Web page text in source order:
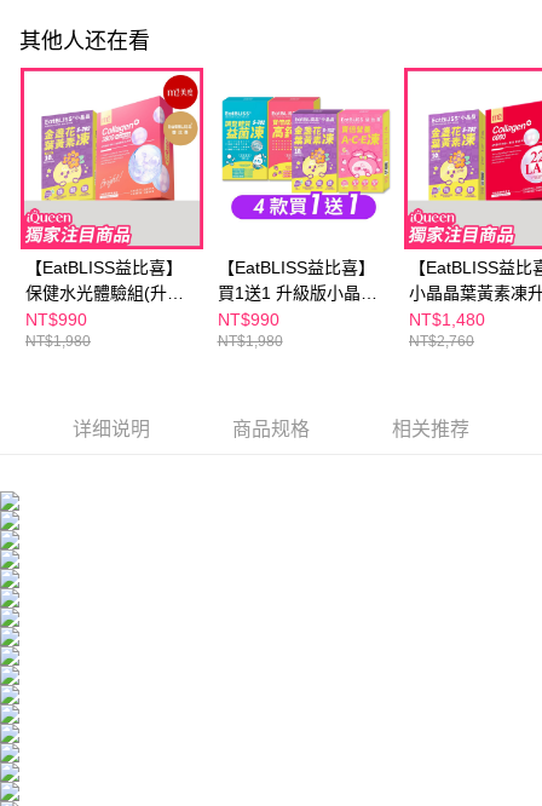
其他人还在看
【EatBLISS益比喜】
保健水光體驗組(升級
版小晶晶15入/高鈣凍
15入/益菌凍15入任選
NT$990
NT$1,980
【EatBLISS益比喜】
買1送1 升級版小晶晶
15入/高鈣凍15入/益菌
凍15入/A+C+E凍15入
NT$990
NT$1,980
【EatBLISS益比
小晶晶葉黃素凍
版-葡萄口味1盒
盒)+【m2美度】
NT$1,480
NT$2,760
详细说明 商品规格 相关推荐